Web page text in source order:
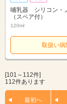
哺乳器 シリコン・
（スペア付）
120ml
取扱い病
[101～112件]
112件あります
最初へ